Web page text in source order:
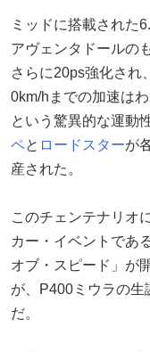
ミッドに搭載された
アヴェンタドールの
さらに20ps強化され
0km/hまでの加速は
という驚異的な運動
ペと ロードスターが
産された。
このチェンテナリオ
カー・イベントであ
オブ・スピード」が
が、P400ミウラの
だ。